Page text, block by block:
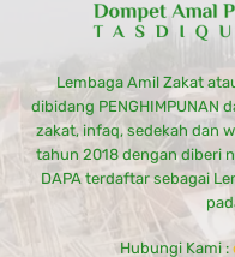
Lembaga Amil Zakat
dibidang PENGHIMPUNAN
zakat, infaq, sedekah dan
tahun 2018 dengan diberi
DAPA terdaftar sebagai
Hubungi Kami :